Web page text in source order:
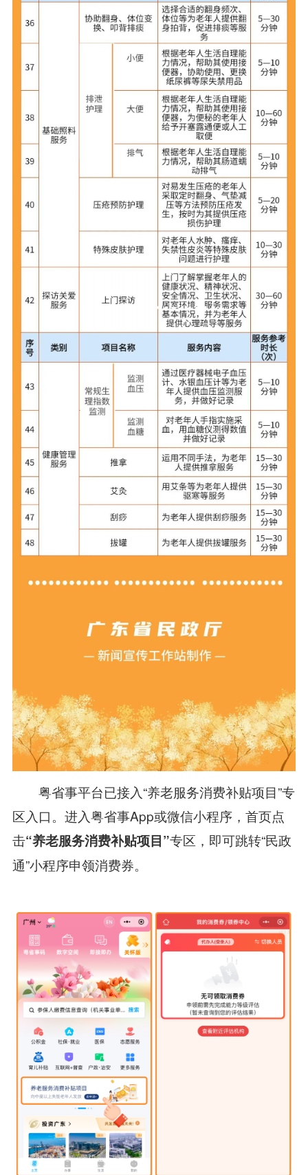
粤省事平台已接入“养老服务消费补贴项目”专
区入口。 进入粤省事App或微信小程序， 首页点
击“养老服务消费补贴项目”专区， 即可跳转“民政
通”小程序申领消费券。